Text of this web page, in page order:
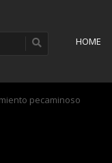
HOME
pecaminoso